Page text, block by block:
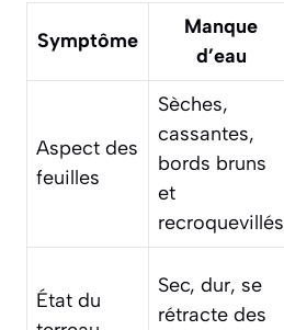
Symptôme
Manque
d’eau
Aspect des
feuilles
Sèches,
cassantes,
bords bruns
et
recroquevillés
État du
Sec, dur, se
rétracte des